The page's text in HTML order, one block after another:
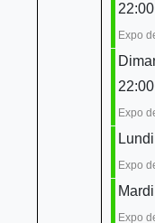
22:00
Expo
22:00
Expo
Expo
Expo